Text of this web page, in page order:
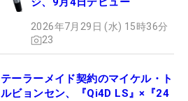
2026年7月29日 (水) 15時36分
23
テーラーメイド契約のマイケル・ト
ルビョンセン、『Qi4D LS』×『24